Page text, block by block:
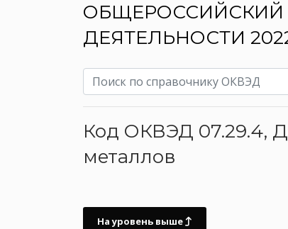
ДЕЯТЕЛЬНОСТИ
Код ОКВЭД 07.29.4,
металлов
На уровень выше